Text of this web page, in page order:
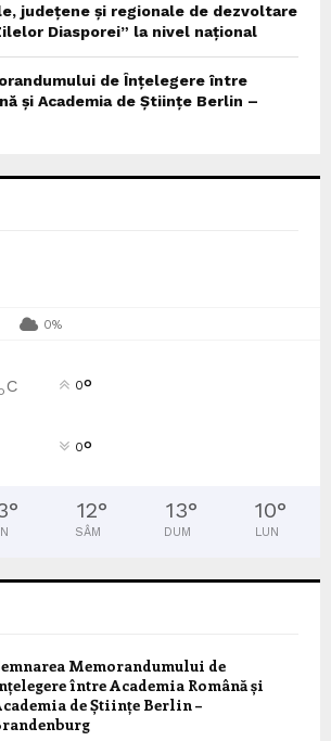
județene și regionale de dezvoltare
Diasporei” la nivel național
de Înțelegere între
și Academia de Științe Berlin –
0%
C 0°
0°
° 12°
SÂM
13°
DUM
10°
LUN
Memorandumului de
între Academia Română și
de Științe Berlin –